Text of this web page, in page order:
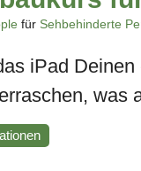
für
Personen
Sehrest"
für Sehbehinderte
iPad
was
zum
Kurs